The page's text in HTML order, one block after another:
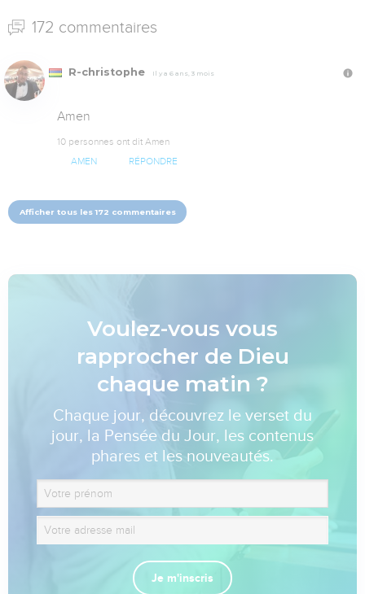
172 commentaires
R-christophe Il y a 6 ans, 3 mois
Amen
10 personnes ont dit Amen
AMEN RÉPONDRE
Afficher tous les 172 commentaires
Voulez-vous vous
rapprocher de Dieu
chaque matin ?
Chaque jour, découvrez le verset du
jour, la Pensée du Jour, les contenus
phares et les nouveautés.
Je m'inscris